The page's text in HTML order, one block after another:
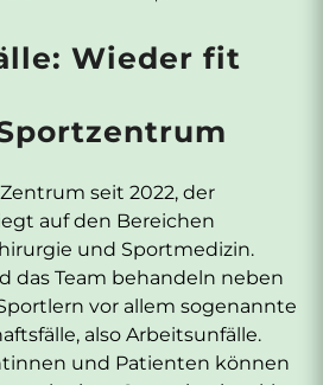
Wieder fit
seit 2022, der
auf den Bereichen
und Sportmedizin.
das Team behandeln neben
vor allem sogenannte
also Arbeitsunfälle.
und Patienten können